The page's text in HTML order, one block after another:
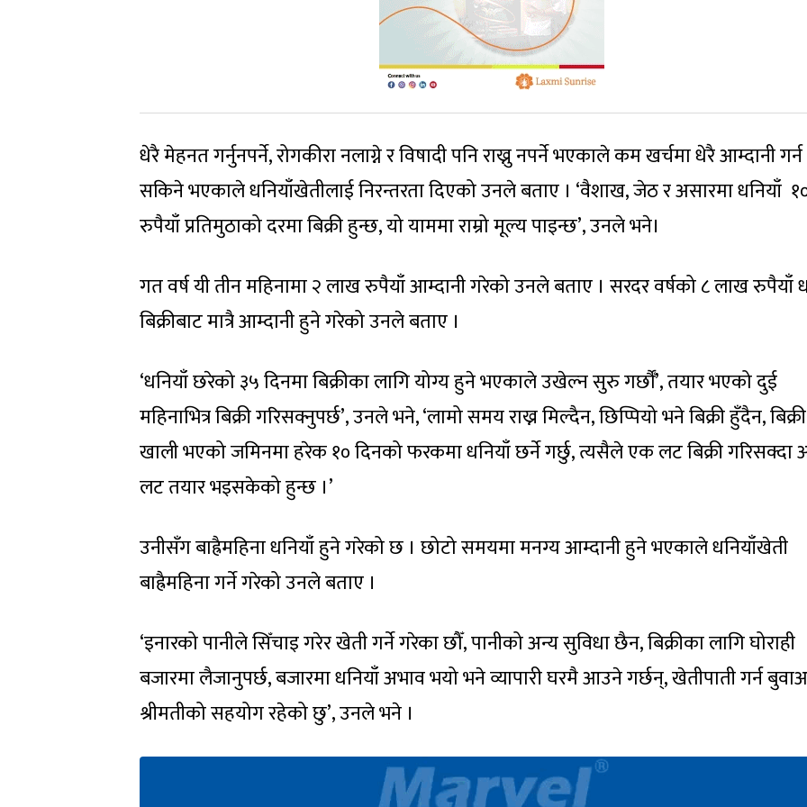
धेरै मेहनत गर्नुनपर्ने, रोगकीरा नलाग्ने र विषादी पनि राख्नु नपर्ने भएकाले कम खर्चमा धेरै आम्दानी गर्न
सकिने भएकाले धनियाँखेतीलाई निरन्तरता दिएको उनले बताए । ‘वैशाख, जेठ र असारमा धनियाँ
रुपैयाँ प्रतिमुठाको दरमा बिक्री हुन्छ, यो याममा राम्रो मूल्य पाइन्छ’, उनले भने।
गत वर्ष यी तीन महिनामा २ लाख रुपैयाँ आम्दानी गरेको उनले बताए । सरदर वर्षको ८ लाख रुपैयाँ
बिक्रीबाट मात्रै आम्दानी हुने गरेको उनले बताए ।
‘धनियाँ छरेको ३५ दिनमा बिक्रीका लागि योग्य हुने भएकाले उखेल्न सुरु गर्छौँ’, तयार भएको दुई
महिनाभित्र बिक्री गरिसक्नुपर्छ’, उनले भने, ‘लामो समय राख्न मिल्दैन, छिप्पियो भने बिक्री हुँदैन,
खाली भएको जमिनमा हरेक १० दिनको फरकमा धनियाँ छर्ने गर्छु, त्यसैले एक लट बिक्री गरिसक्दा
लट तयार भइसकेको हुन्छ ।’
उनीसँग बाह्रैमहिना धनियाँ हुने गरेको छ । छोटो समयमा मनग्य आम्दानी हुने भएकाले धनियाँखेती
बाह्रैमहिना गर्ने गरेको उनले बताए ।
‘इनारको पानीले सिँचाइ गरेर खेती गर्ने गरेका छौँ, पानीको अन्य सुविधा छैन, बिक्रीका लागि घोराही
बजारमा लैजानुपर्छ, बजारमा धनियाँ अभाव भयो भने व्यापारी घरमै आउने गर्छन्, खेतीपाती गर्न
श्रीमतीको सहयोग रहेको छु’, उनले भने ।